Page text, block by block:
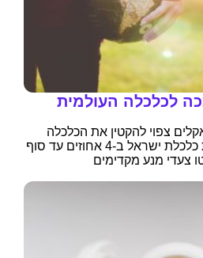
לכלכלה העולמית
צפוי להקטין את הכלכלה
העולמית ב-7 אחוזים ואת כלכלת ישראל ב-4 אחוזים עד סוף
צעדי מנע מקדימים